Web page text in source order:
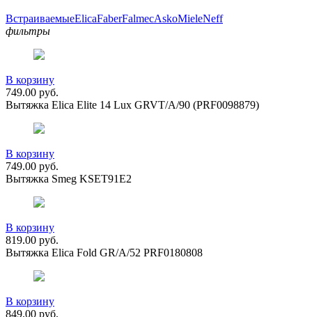
ВстраиваемыеElicaFaberFalmecAskoMieleNeff
фильтры
В корзину
749.00 руб.
Вытяжка Elica Elite 14 Lux GRVT/A/90 (PRF0098879)
В корзину
749.00 руб.
Вытяжка Smeg KSET91E2
В корзину
819.00 руб.
Вытяжка Elica Fold GR/A/52 PRF0180808
В корзину
849.00 руб.